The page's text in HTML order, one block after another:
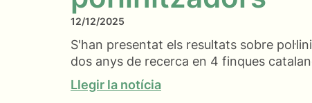
12/12/2025
S'han presentat els resultats sobre
dos anys de recerca en 4 finques
Llegir la notícia